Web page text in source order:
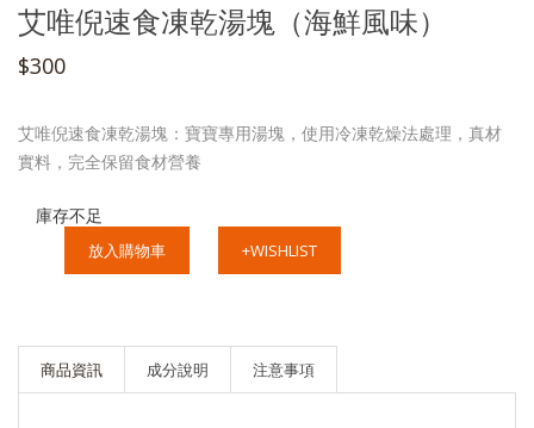
艾唯倪速食凍乾湯塊（海鮮風味）
$300
艾唯倪速食凍乾湯塊：寶寶專用湯塊，使用冷凍乾燥法處理，真材
實料，完全保留食材營養
庫存不足
放入購物車 +WISHLIST
商品資訊 成分說明 注意事項